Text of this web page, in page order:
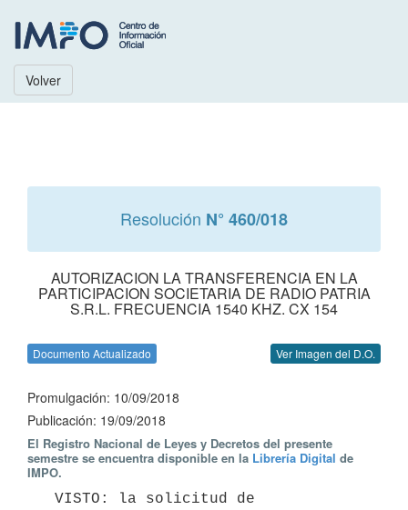
Volver
Resolución N° 460/018
AUTORIZACION LA TRANSFERENCIA EN LA
PARTICIPACION SOCIETARIA DE RADIO PATRIA
S.R.L. FRECUENCIA 1540 KHZ. CX 154
Documento Actualizado Ver Imagen del D.O.
Promulgación: 10/09/2018
Publicación: 19/09/2018
El Registro Nacional de Leyes y Decretos del presente
semestre se encuentra disponible en la Librería Digital de
IMPO.